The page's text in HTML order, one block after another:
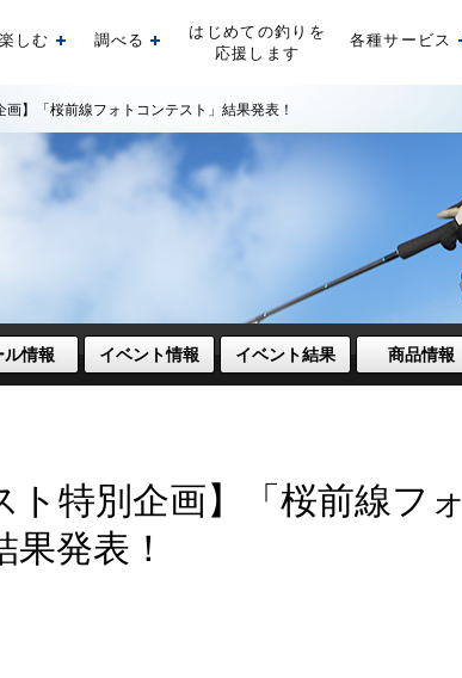
楽しむ 開く調べる 開く
はじめての釣りを
応援します
各種サービス
】「桜前線フォトコンテスト」結果発表！
ル情報 イベント情報 イベント結果 商品情報
ト特別企画】「桜前線フォ
発表！